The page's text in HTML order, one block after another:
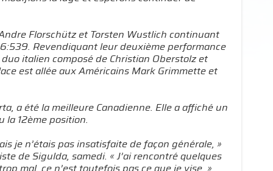
Florschütz et Torsten Wustlich continuant
Revendiquant leur deuxième performance
italien composé de Christian Oberstolz et
est allée aux Américains Mark Grimmette et
a été la meilleure Canadienne. Elle a affiché un
12ème position.
je n’étais pas insatisfaite de façon générale, »
de Sigulda, samedi. « J’ai rencontré quelques